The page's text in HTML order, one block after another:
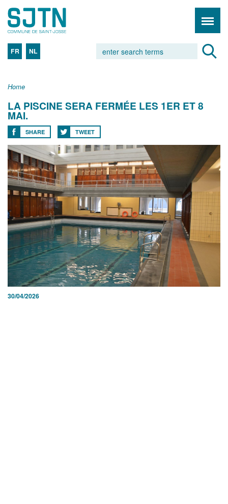
FR NL
Home
LA PISCINE SERA FERMÉE LES 1ER ET 8
MAI.
SHARE TWEET
30/04/2026